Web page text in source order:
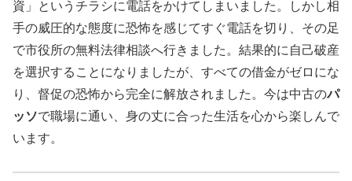
資」というチラシに電話をかけてしまいました。しかし相
手の威圧的な態度に恐怖を感じてすぐ電話を切り、その足
で市役所の無料法律相談へ行きました。結果的に自己破産
を選択することになりましたが、すべての借金がゼロにな
り、督促の恐怖から完全に解放されました。今は中古のパ
ッソで職場に通い、身の丈に合った生活を心から楽しんで
います。